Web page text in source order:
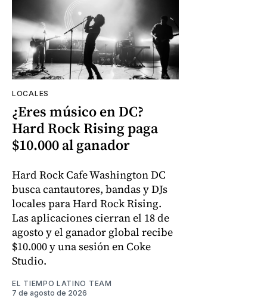
LOCALES
¿Eres músico en DC?
Hard Rock Rising paga
$10.000 al ganador
Hard Rock Cafe Washington DC
busca cantautores, bandas y DJs
locales para Hard Rock Rising.
Las aplicaciones cierran el 18 de
agosto y el ganador global recibe
$10.000 y una sesión en Coke
Studio.
EL TIEMPO LATINO TEAM
7 de agosto de 2026